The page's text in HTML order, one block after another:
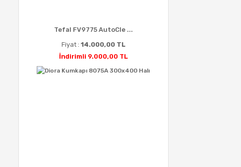
Tefal FV9775 AutoCle ...
Fiyat : 14.000,00 TL
İndirimli 9.000,00 TL